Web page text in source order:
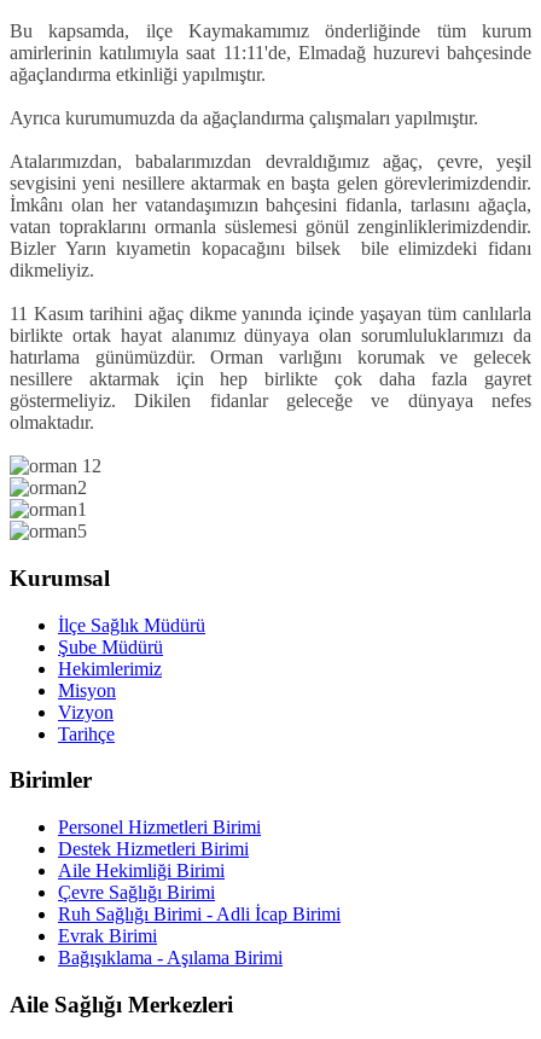
Bu kapsamda, ilçe Kaymakamımız önderliğinde tüm kurum
amirlerinin katılımıyla saat 11:11'de, Elmadağ huzurevi bahçesinde
ağaçlandırma etkinliği yapılmıştır.
Ayrıca kurumumuzda da ağaçlandırma çalışmaları yapılmıştır.
Atalarımızdan, babalarımızdan devraldığımız ağaç, çevre, yeşil
sevgisini yeni nesillere aktarmak en başta gelen görevlerimizdendir.
İmkânı olan her vatandaşımızın bahçesini fidanla, tarlasını ağaçla,
vatan topraklarını ormanla süslemesi gönül zenginliklerimizdendir.
Bizler Yarın kıyametin kopacağını bilsek bile elimizdeki fidanı
dikmeliyiz.
11 Kasım tarihini ağaç dikme yanında içinde yaşayan tüm canlılarla
birlikte ortak hayat alanımız dünyaya olan sorumluluklarımızı da
hatırlama günümüzdür. Orman varlığını korumak ve gelecek
nesillere aktarmak için hep birlikte çok daha fazla gayret
göstermeliyiz. Dikilen fidanlar geleceğe ve dünyaya nefes
olmaktadır.
Kurumsal
İlçe Sağlık Müdürü
Şube Müdürü
Hekimlerimiz
Misyon
Vizyon
Tarihçe
Birimler
Personel Hizmetleri Birimi
Destek Hizmetleri Birimi
Aile Hekimliği Birimi
Çevre Sağlığı Birimi
Ruh Sağlığı Birimi - Adli İcap Birimi
Evrak Birimi
Bağışıklama - Aşılama Birimi
Aile Sağlığı Merkezleri